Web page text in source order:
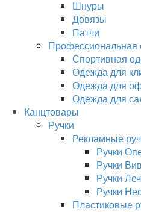
Шнуры
Довязы
Патчи
Профессиональная
Спортивная
Одежда для
Одежда для
Одежда для
Канцтовары
Ручки
Рекламные
Ручки
Ручки
Ручки
Ручки
Пластиковые